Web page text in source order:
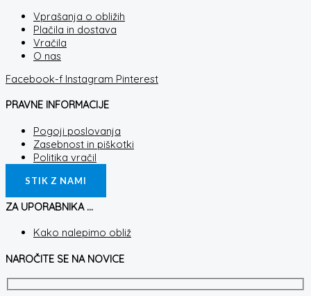
Vprašanja o obližih
Plačila in dostava
Vračila
O nas
Facebook-f Instagram Pinterest
PRAVNE INFORMACIJE
Pogoji poslovanja
Zasebnost in piškotki
Politika vračil
STIK Z NAMI
ZA UPORABNIKA ...
Kako nalepimo obliž
NAROČITE SE NA NOVICE